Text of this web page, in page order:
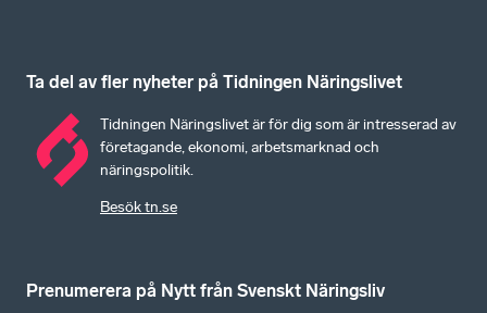
Ta del av fler nyheter på Tidningen Näringslivet
Tidningen Näringslivet är för dig som är intresserad av
företagande, ekonomi, arbetsmarknad och
näringspolitik.
Besök tn.se
Prenumerera på Nytt från Svenskt Näringsliv